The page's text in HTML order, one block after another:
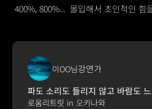
400%, 800%... ﻿ 몰입해서 초인적인 힘
이OO님강연가
파도 소리도 들리지 않고 바람도
로움리트릿 in 오키나와